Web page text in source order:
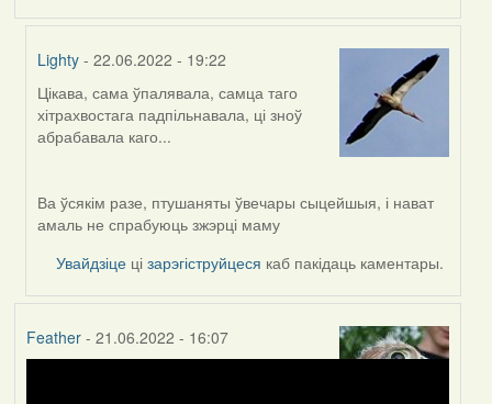
Lighty - 22.06.2022 - 19:22
In
reply
to
Цікава, сама ўпалявала, самца таго
хітрахвостага падпільнавала, ці зноў
абрабавала каго...
Ва ўсякім разе, птушаняты ўвечары сыцейшыя, і нават
амаль не спрабуюць зжэрці маму
Увайдзіце цізарэгіструйцеся каб пакідаць каментары.
Feather- 21.06.2022 - 16:07